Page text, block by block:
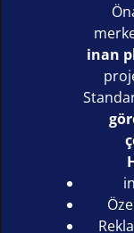
inan